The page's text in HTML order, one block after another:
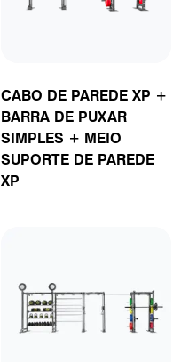
CABO DE PAREDE XP +
BARRA DE PUXAR
SIMPLES + MEIO
SUPORTE DE PAREDE
XP